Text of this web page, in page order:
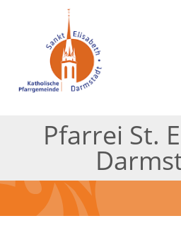
Pfarrei St.